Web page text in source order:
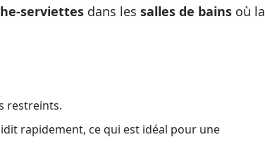
serviettes dans les salles de bains où la
restreints.
rapidement, ce qui est idéal pour une